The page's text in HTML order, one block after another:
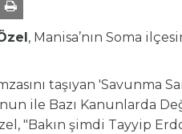
, Manisa’nın Soma
taşıyan 'Savunma
ile Bazı Kanunlarda
"Bakın şimdi Tayyip